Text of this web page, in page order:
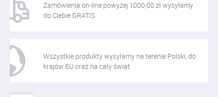
Zamówienia on-line powyżej 1000,00 zł wysyłamy
do Ciebie GRATIS
Wszystkie produkty wysyłamy na terenie Polski, do
krajów EU oraz na cały świat